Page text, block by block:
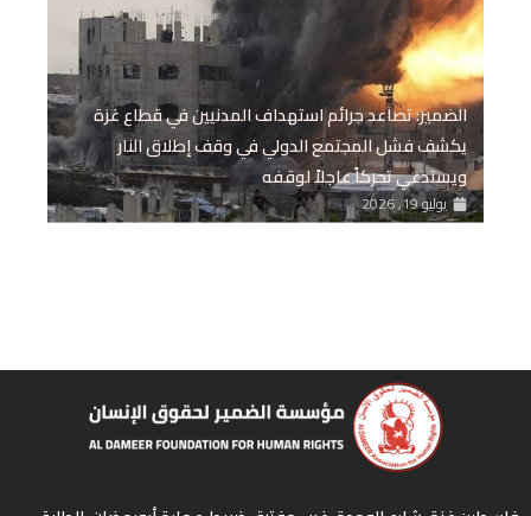
الضمير: تصاعد جرائم استهداف المدنيين في قطاع غزة
يكشف فشل المجتمع الدولي في وقف إطلاق النار
ويستدعي تحركاً عاجلاً لوقفه
يوليو 19, 2026